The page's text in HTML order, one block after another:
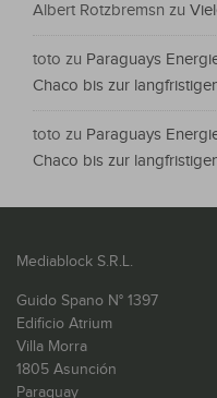
Albert Rotzbremsn zu
toto zu Paraguays
Chaco bis zur
toto zu Paraguays
Chaco bis zur
Mediablock S.R.L.
Guido Spano N° 1397
Edificio Atrium
Villa Morra
1805 Asunción
Paraguay